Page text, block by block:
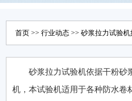
首页 >> 行业动态 >> 砂浆拉力试验
砂浆拉力试验机依据干粉砂
机，本试验机适用于各种防水卷